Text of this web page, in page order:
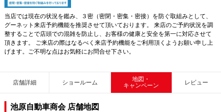
当店では現在の状況を鑑み、３密（密閉・密集・密接）を防ぐ取組みとして、
グーネット来店予約機能を推奨させて頂いております。 来店のご予約状況を調
整することで店頭での混雑を防止し、お客様の健康と安全を第一に対応させて
頂きます。 ご来店の際はなるべく来店予約機能をご利用頂くようお願い申し上
げます。ご不明な点はお気軽にお問合せ下さい。
店舗詳細 ショールーム
地図・
キャンペーン
レビュー
池原自動車商会 店舗地図